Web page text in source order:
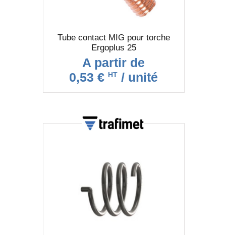
Tube contact MIG pour torche
Ergoplus 25
A partir de
0,53 € HT / unité